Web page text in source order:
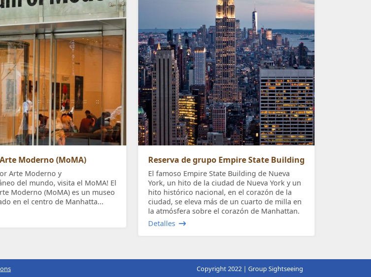
Moderno (MoMA)
Arte Moderno y
del mundo, visita el MoMA! El
Moderno (MoMA) es un museo
en el centro de Manhatta...
Reserva de grupo Empire State Building
El famoso Empire State Building de Nueva
York, un hito de la ciudad de Nueva York y un
hito histórico nacional, en el corazón de la
ciudad, se eleva más de un cuarto de milla en
la atmósfera sobre el corazón de Manhattan.
Detalles
Copyright 2022 | Group Sightseeing